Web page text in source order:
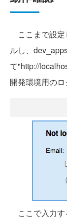
ここまで設定
ルし、
て"http://
開発環境用のロ
ここで入力す